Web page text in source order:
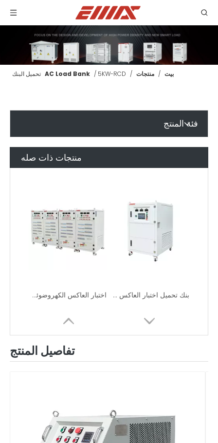
بيت / منتجات /
AC Load Bank / 5KW-RCD تحميل البنك
فئة المنتج
منتجات ذات صله
اختبار العاكس الكهروضوئي RCD بنك الحمل غير الخطي بنك تحميل اختبار العاكس للطاقة الشمسية للبيع
بنك تحميل RCD بقدرة 30 كيلو وات - بنك تحميل محمول
تفاصيل المنتج